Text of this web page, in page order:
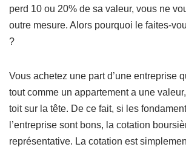
perd 10 ou 20% de sa valeur, vous ne
outre mesure. Alors pourquoi le faites-
?
Vous achetez une part d’une entreprise
tout comme un appartement a une
toit sur la tête. De ce fait, si les
l’entreprise sont bons, la cotation
représentative. La cotation est